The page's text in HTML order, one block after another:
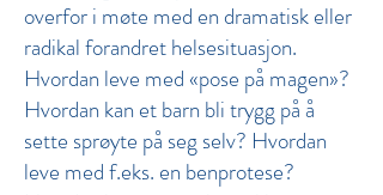
overfor i møte med en dramatisk eller
radikal forandret helsesituasjon.
Hvordan leve med «pose på magen»?
Hvordan kan et barn bli trygg på å
sette sprøyte på seg selv? Hvordan
leve med f.eks. en benprotese?